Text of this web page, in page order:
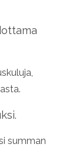
summan